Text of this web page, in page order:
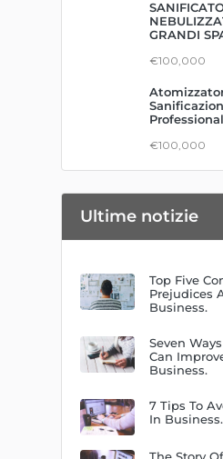
GRANDI
€100,000
€100,000
Ultime notizie
Top Five
Prejudices
Business.
Seven
Can
Business.
7 Tips To
In Business.